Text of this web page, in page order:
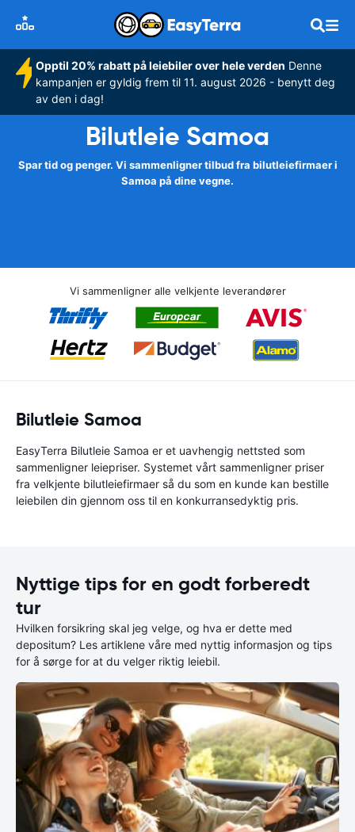
Opptil 20% rabatt på leiebiler over hele verden Denne
kampanjen er gyldig frem til 11. august 2026 - benytt deg
av den i dag!
Bilutleie Samoa
Spar tid og penger. Vi sammenligner tilbud fra bilutleiefirmaer i
Samoa på dine vegne.
Vi sammenligner alle velkjente leverandører
Bilutleie Samoa
EasyTerra Bilutleie Samoa er et uavhengig nettsted som
sammenligner leiepriser. Systemet vårt sammenligner priser
fra velkjente bilutleiefirmaer så du som en kunde kan bestille
leiebilen din gjennom oss til en konkurransedyktig pris.
Nyttige tips for en godt forberedt
tur
Hvilken forsikring skal jeg velge, og hva er dette med
depositum? Les artiklene våre med nyttig informasjon og tips
for å sørge for at du velger riktig leiebil.